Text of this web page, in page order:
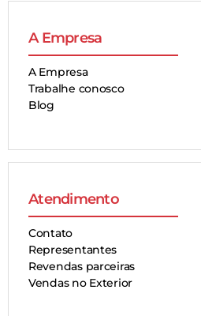
A Empresa
A Empresa
Trabalhe conosco
Blog
Atendimento
Contato
Representantes
Revendas parceiras
Vendas no Exterior